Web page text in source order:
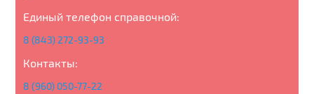
Единый телефон справочной:
8 (843) 272-93-93
Контакты:
8 (960) 050-77-22